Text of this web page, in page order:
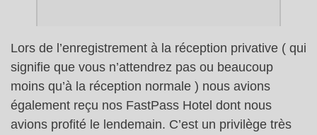
Lors de l’enregistrement à la réception privative ( qui
signifie que vous n’attendrez pas ou beaucoup
moins qu’à la réception normale ) nous avions
également reçu nos FastPass Hotel dont nous
avions profité le lendemain. C’est un privilège très